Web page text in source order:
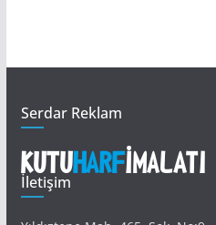
Serdar Reklam
İletişim